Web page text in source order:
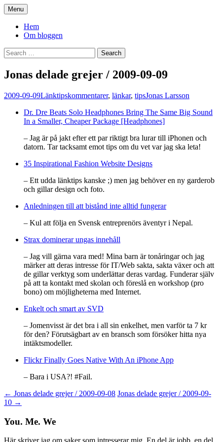
Skip
to
content
You. Me. We.
Menu
Hem
Om bloggen
Search
for:
Jonas delade grejer / 2009-09-09
2009-09-09Länktipskommentarer, länkar, tipsJonas Larsson
Dr. Dre Beats Solo Headphones Bring The Same Big Sound
In a Smaller, Cheaper Package [Headphones]
– Jag är på jakt efter ett par riktigt bra lurar till iPhonen och
datorn. Tar tacksamt emot tips om du vet var jag ska leta!
35 Inspirational Fashion Website Designs
– Ett udda länktips kanske ;) men jag behöver en ny garderob
och gillar design och foto.
Anledningen till att bistånd inte alltid fungerar
– Kul att följa en Svensk entreprenörs äventyr i Nepal.
Strax dominerar ungas innehåll
– Jag vill gärna vara med! Mina barn är tonåringar och jag
märker att deras intresse för IT/Web sakta, sakta växer och att
de gillar verktyg som underlättar deras vardag. Funderar själv
på att ta kontakt med skolan och föreslå en workshop (pro
bono) om möjligheterna med Internet.
Enkelt och smart av SVD
– Jomenvisst är det bra i all sin enkelhet, men varför ta 7 kr
för den? Förutsägbart av en bransch som försöker hitta nya
intäktsmodeller.
Flickr Finally Goes Native With An iPhone App
– Bara i USA?! #Fail.
Post
navigation
← Jonas delade grejer / 2009-09-08 Jonas delade grejer / 2009-09-
10 →
You. Me. We